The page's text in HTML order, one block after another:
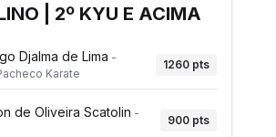
| 2º KYU E ACIMA
Djalma de Lima -
Karate
1260 pts
de Oliveira Scatolin -
900 pts